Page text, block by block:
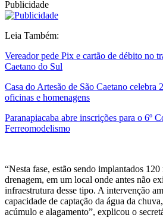
Publicidade
Leia Também:
Vereador pede Pix e cartão de débito no
Caetano do Sul
Casa do Artesão de São Caetano celebra
oficinas e homenagens
Paranapiacaba abre inscrições para o 6º
Ferreomodelismo
“Nesta fase, estão sendo implantados
drenagem, em um local onde antes não
infraestrutura desse tipo. A intervenção
capacidade de captação da água da
acúmulo e alagamento”, explicou o